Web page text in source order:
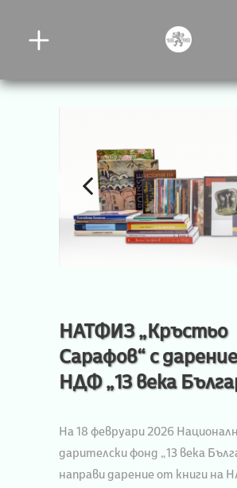
НАТФИЗ „Кръстьо
Сарафов“ с
НДФ „13 века
На 18 февруари 2026
дарителски фонд „13 века
направи дарение от книги на